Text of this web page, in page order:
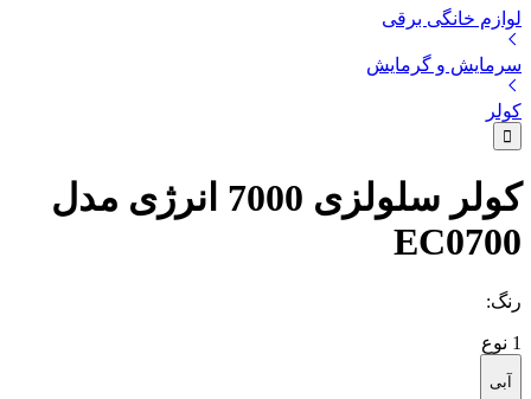
لوازم خانگی برقی
سرمایش و گرمایش
کولر
کولر سلولزی 7000 انرژی مدل
EC0700
رنگ:
1 نوع
آبی